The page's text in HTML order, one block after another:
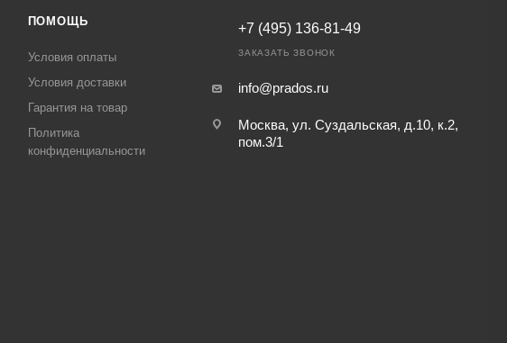
ПОМОЩЬ
Условия оплаты
Условия доставки
Гарантия на товар
Политика
конфиденциальности
+7 (495) 136-81-49
ЗАКАЗАТЬ ЗВОНОК
info@prados.ru
Москва, ул. Суздальская, д.10, к.2,
пом.3/1